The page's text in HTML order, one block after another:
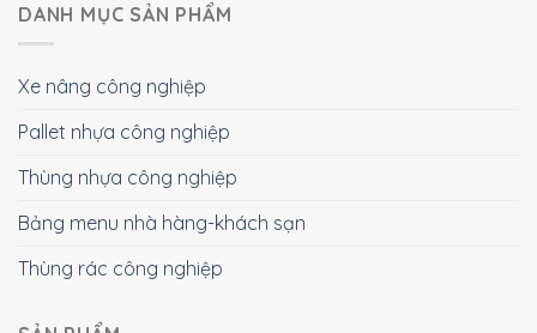
DANH MỤC SẢN PHẨM
Xe nâng công nghiệp
Pallet nhựa công nghiệp
Thùng nhựa công nghiệp
Bảng menu nhà hàng-khách sạn
Thùng rác công nghiệp